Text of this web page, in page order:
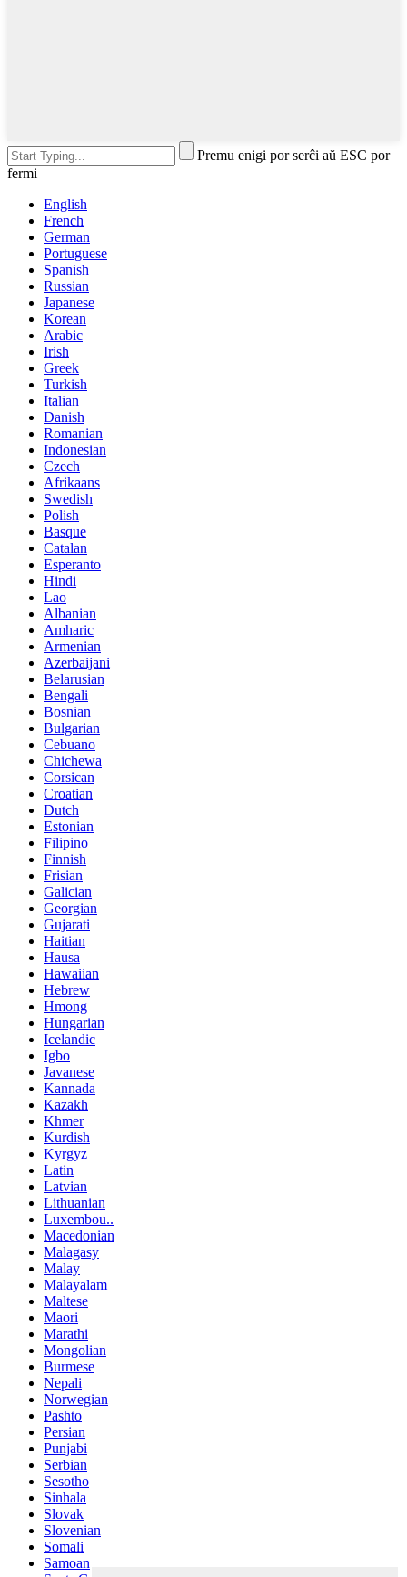
Premu enigi por serĉi aŭ ESC por
fermi
English
French
German
Portuguese
Spanish
Russian
Japanese
Korean
Arabic
Irish
Greek
Turkish
Italian
Danish
Romanian
Indonesian
Czech
Afrikaans
Swedish
Polish
Basque
Catalan
Esperanto
Hindi
Lao
Albanian
Amharic
Armenian
Azerbaijani
Belarusian
Bengali
Bosnian
Bulgarian
Cebuano
Chichewa
Corsican
Croatian
Dutch
Estonian
Filipino
Finnish
Frisian
Galician
Georgian
Gujarati
Haitian
Hausa
Hawaiian
Hebrew
Hmong
Hungarian
Icelandic
Igbo
Javanese
Kannada
Kazakh
Khmer
Kurdish
Kyrgyz
Latin
Latvian
Lithuanian
Luxembou..
Macedonian
Malagasy
Malay
Malayalam
Maltese
Maori
Marathi
Mongolian
Burmese
Nepali
Norwegian
Pashto
Persian
Punjabi
Serbian
Sesotho
Sinhala
Slovak
Slovenian
Somali
Samoan